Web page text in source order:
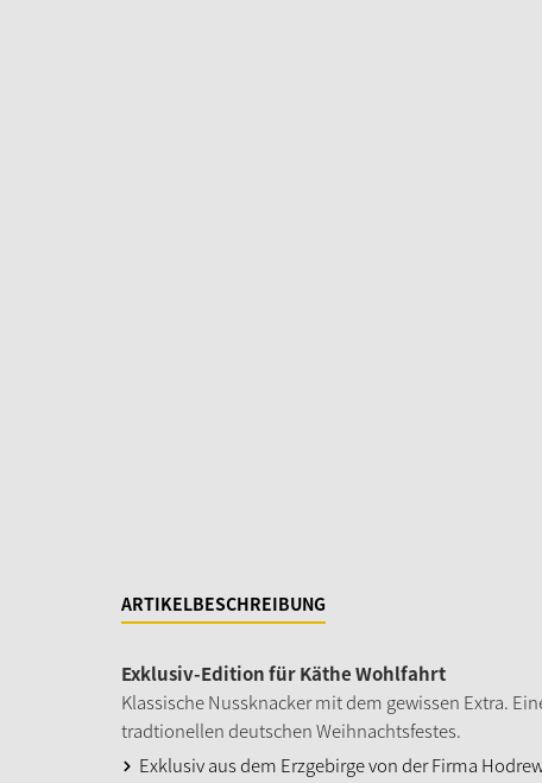
ARTIKELBESCHREIBUNG
Exklusiv-Edition für Käthe Wohlfahrt
Klassische Nussknacker mit dem gewissen Extra.
tradtionellen deutschen Weihnachtsfestes.
Exklusiv aus dem Erzgebirge von der Firma